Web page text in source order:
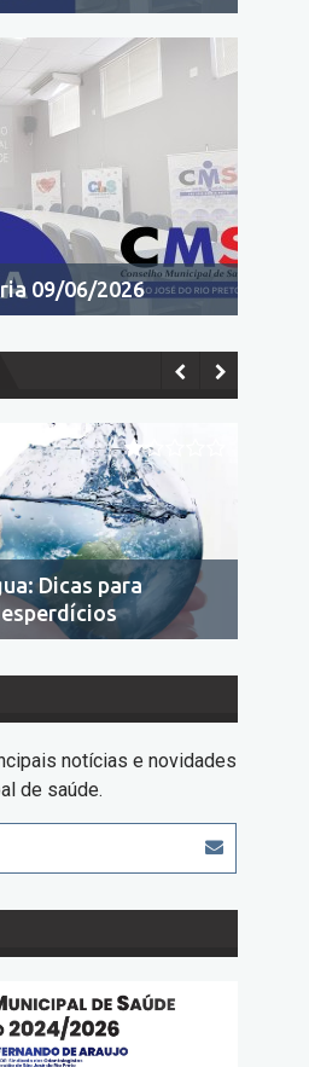
09/06/2026
de como acabar com a
notícias e novidades
de saúde.